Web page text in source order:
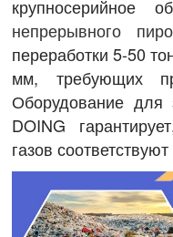
крупносерийное
непрерывного
переработки 5-50
мм, требующих
Оборудование
DOING
газов